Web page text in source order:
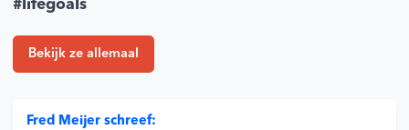
#lifegoals
Bekijk ze allemaal
Fred Meijer schreef: